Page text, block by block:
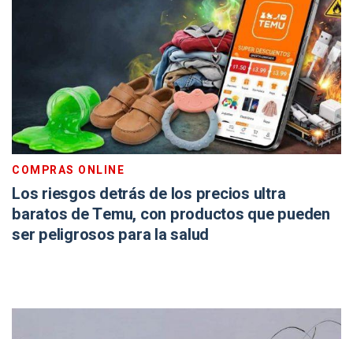
COMPRAS ONLINE
Los riesgos detrás de los precios ultra
baratos de Temu, con productos que pueden
ser peligrosos para la salud